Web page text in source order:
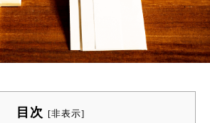
目次 [非表示]